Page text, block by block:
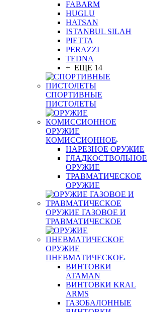
FABARM
HUGLU
HATSAN
ISTANBUL SILAH
PIETTA
PERAZZI
TEDNA
+ ЕЩЕ 14
СПОРТИВНЫЕ
ПИСТОЛЕТЫ
ОРУЖИЕ
КОМИССИОННОЕ
НАРЕЗНОЕ ОРУЖИЕ
ГЛАДКОСТВОЛЬНОЕ
ОРУЖИЕ
ТРАВМАТИЧЕСКОЕ
ОРУЖИЕ
ОРУЖИЕ ГАЗОВОЕ И
ТРАВМАТИЧЕСКОЕ
ОРУЖИЕ
ПНЕВМАТИЧЕСКОЕ
ВИНТОВКИ
ATAMAN
ВИНТОВКИ KRAL
ARMS
ГАЗОБАЛОННЫЕ